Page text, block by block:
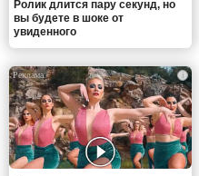
Ролик длится пару секунд, но
вы будете в шоке от
увиденного
i